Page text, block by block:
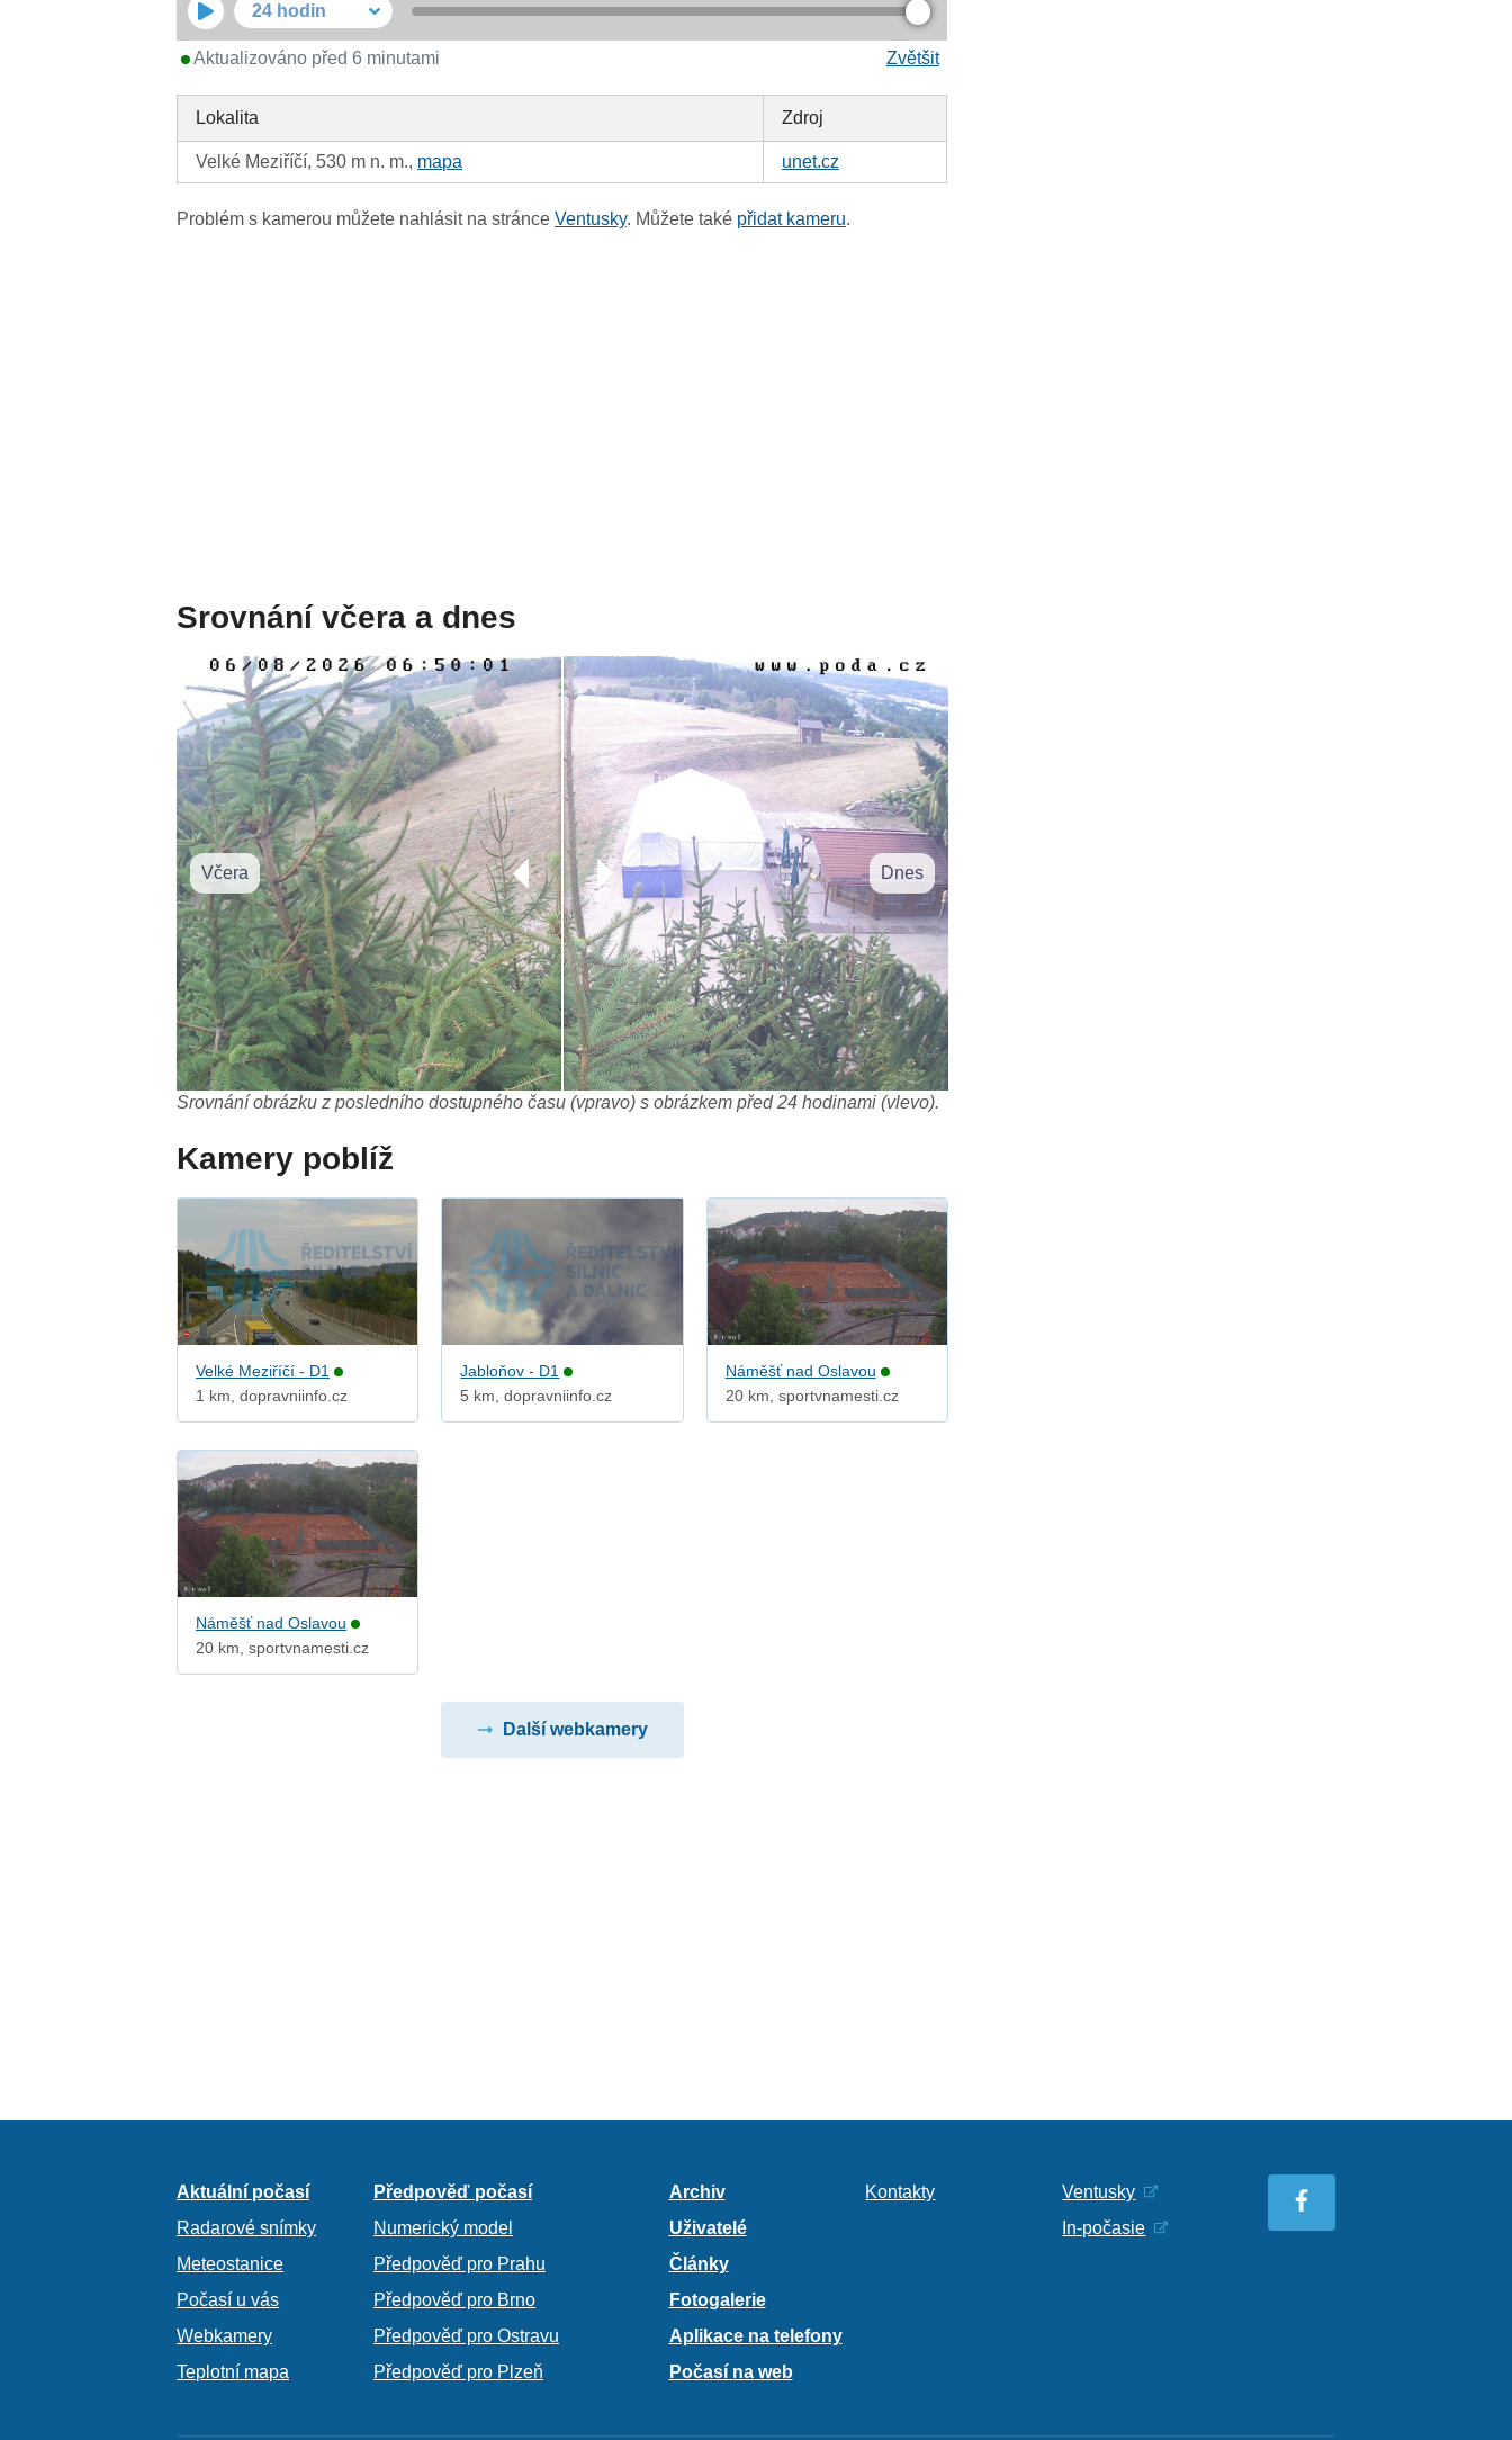
24 hodin
Zvětšit
Aktualizováno před 6 minutami
Lokalita Zdroj
Velké Meziříčí, 530 m n. m., mapa unet.cz
Problém s kamerou můžete nahlásit na stránceVentusky. Můžete také přidat kameru.
Srovnání včera a dnes
Včera Dnes
Srovnání obrázku z posledního dostupného času (vpravo) s obrázkem před 24 hodinami (vlevo).
Kamery poblíž
Velké Meziříčí - D1
1 km, dopravniinfo.cz
Jabloňov - D1
5 km, dopravniinfo.cz
Náměšť nad Oslavou
20 km, sportvnamesti.cz
Náměšť nad Oslavou
20 km, sportvnamesti.cz
Další webkamery
Aktuální počasí
Radarové snímky
Meteostanice
Počasí u vás
Webkamery
Teplotní mapa
Předpověď počasí
Numerický model
Předpověď pro Prahu
Předpověď pro Brno
Předpověď pro Ostravu
Předpověď pro Plzeň
Archiv
Uživatelé
Články
Fotogalerie
Aplikace na telefony
Počasí na web
Kontakty
Ventusky
In-počasie